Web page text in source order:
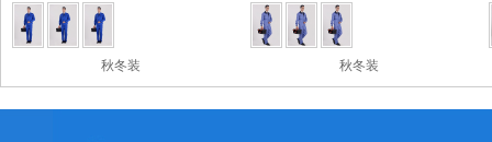
秋冬装 秋冬装